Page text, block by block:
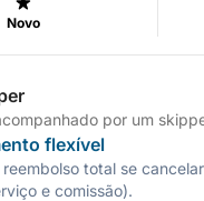
Novo
por um
flexível
reembolso total se
e comissão).